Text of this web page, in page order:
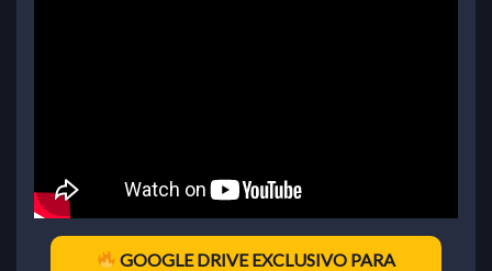
GOOGLE DRIVE EXCLUSIVO PARA